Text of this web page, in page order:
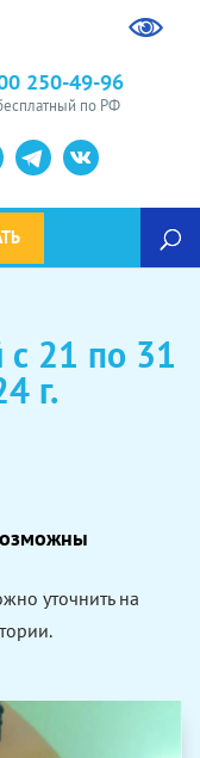
250-49-96
по РФ
с 21 по 31
г.
уточнить на
заезд /